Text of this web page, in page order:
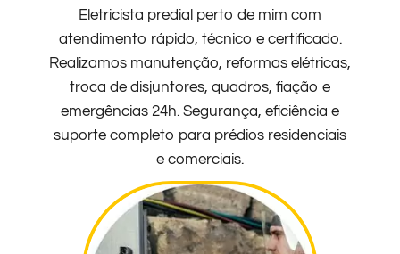
Eletricista predial perto de mim com
atendimento rápido, técnico e certificado.
Realizamos manutenção, reformas elétricas,
troca de disjuntores, quadros, fiação e
emergências 24h. Segurança, eficiência e
suporte completo para prédios residenciais
e comerciais.